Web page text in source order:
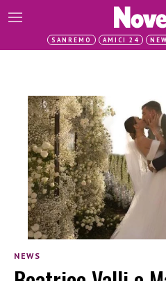
SANREMO AMICI 24
NEWS